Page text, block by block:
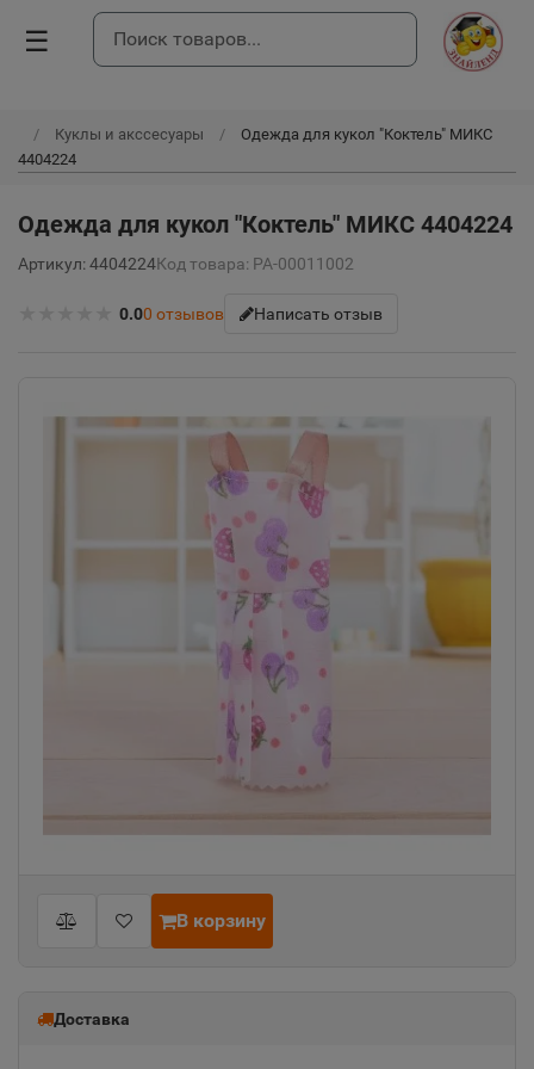
☰
Куклы и акссесуары
Одежда для кукол "Коктель" МИКС
4404224
Одежда для кукол "Коктель" МИКС 4404224
Артикул: 4404224Код товара: РА-00011002
0.00 отзывов Написать отзыв
В корзину
Доставка